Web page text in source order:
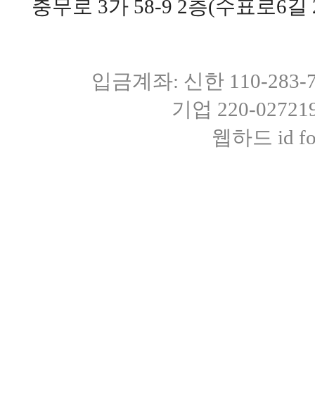
충무로 3가 58-9 2층(수표로6
입금계좌: 신한 110-
기업 220-
웹하드 id